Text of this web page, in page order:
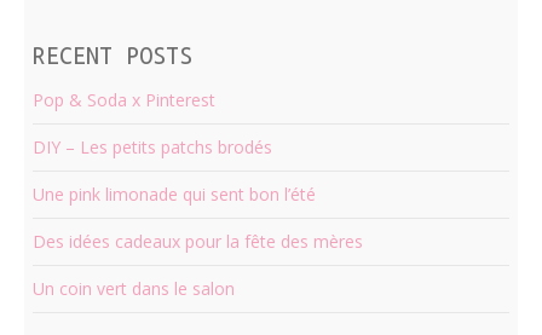
RECENT POSTS
Pop & Soda x Pinterest
DIY – Les petits patchs brodés
Une pink limonade qui sent bon l’été
Des idées cadeaux pour la fête des mères
Un coin vert dans le salon